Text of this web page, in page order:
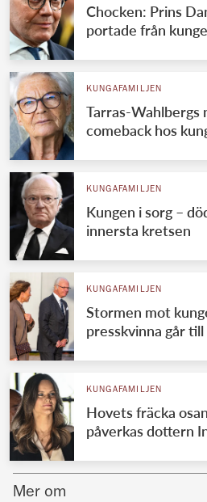
VÄRLDENS
Svenska
Brittiska
Danska
Spanska
Jordanska
Luxemburgska
Japanska
Thailändska
Marockanska
Chocken: Prins
portade från
KUNGAFAMILJEN
Tarras-Wahlbergs
comeback hos
KUNGAFAMILJEN
Kungen i sorg –
innersta kretsen
KUNGAFAMILJEN
Stormen mot
presskvinna går
KUNGAFAMILJEN
Hovets fräcka
påverkas dottern
Mer om